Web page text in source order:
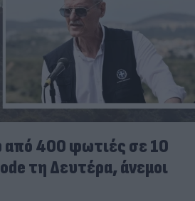
από 400 φωτιές σε 10
τη Δευτέρα, άνεμοι